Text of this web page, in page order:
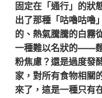
固定在「通行」的狀
出了那種「咕嚕咕嚕
的、熱氣騰騰的白霧
一種難以名狀的——
粉焦慮？還是過度發
家，對所有食物相關
來了，這是一種只有